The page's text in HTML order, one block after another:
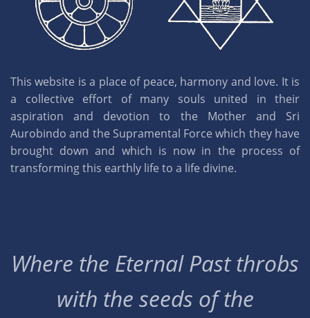
This website is a place of peace, harmony and love. It is
a collective effort of many souls united in their
aspiration and devotion to the Mother and Sri
Aurobindo and the Supramental Force which they have
brought down and which is now in the process of
transforming this earthly life to a life divine.
Where the Eternal Past throbs
with the seeds of the